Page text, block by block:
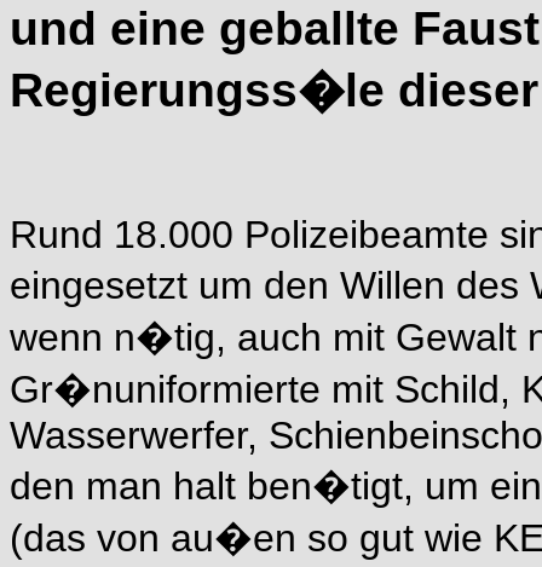
und eine geballte
Regierungss�le
Rund 18.000 Polizeibeamte
eingesetzt um den Willen
wenn n�tig, auch mit Gewalt
Gr�nuniformierte mit Schild,
Wasserwerfer,
den man halt ben�tigt, um
(das von au�en so gut wie